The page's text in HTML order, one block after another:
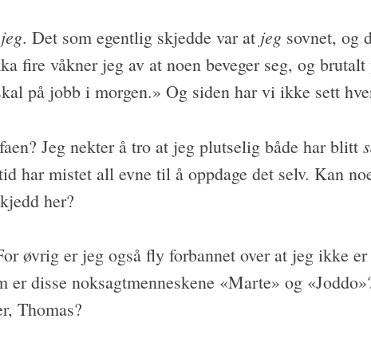
. Det som egentlig skjedde var at jegsovnet, og
fire våkner jeg av at noen beveger seg, og
på jobb i morgen.» Og siden har vi ikke sett
Jeg nekter å tro at jeg plutselig både har blitt
har mistet all evne til å oppdage det selv. Kan
her?
øvrig er jeg også fly forbannet over at jeg ikke
er disse noksagtmenneskene «Marte» og
Thomas?